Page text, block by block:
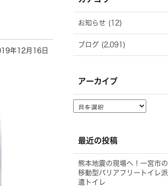
年12月16日
お知らせ (12)
ブログ (2,091)
アーカイブ
ア
ー
ブ
最近の投稿
熊本地震の現場へ！一宮市の
移動型バリアフリートイレ派
遣トイレ